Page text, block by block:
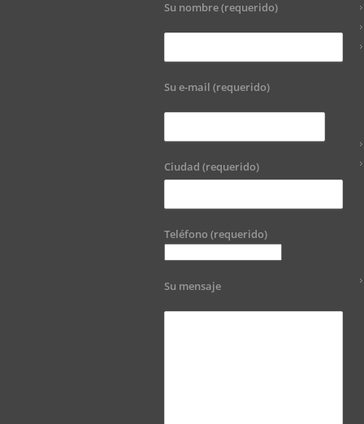
Su nombre (requerido)
Su e-mail (requerido)
Ciudad (requerido)
Teléfono (requerido)
Su mensaje